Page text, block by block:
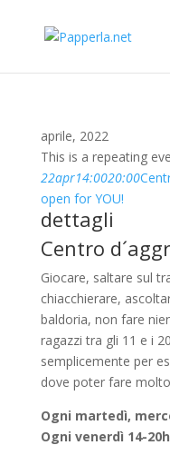
aprile, 2022
This is a repeating
22apr14:0020:00
open for YOU!
dettagli
Centro
Giocare, saltare sul
chiacchierare,
baldoria, non fare
ragazzi tra gli 11 e i
semplicemente per
dove poter fare
Ogni martedì,
Ogni venerdì 14-20h